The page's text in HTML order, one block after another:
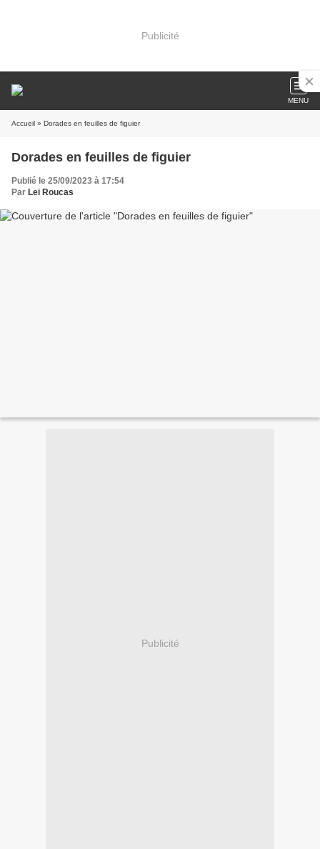
Publicité
MENU
Accueil » Dorades en feuilles de figuier
Dorades en feuilles de figuier
Publié le 25/09/2023 à 17:54
Par Lei Roucas
Publicité